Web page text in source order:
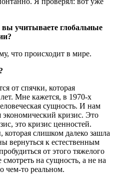
учитываете глобальные
что происходит в мире.
от спячки, которая
Мне кажется, в 1970-х
сущность. И нам
экономический кризис. Это
это кризис ценностей.
слишком далеко зашла
вернуться к естественным
от этого тяжелого
на сущность, а не на
чем-то реальном.